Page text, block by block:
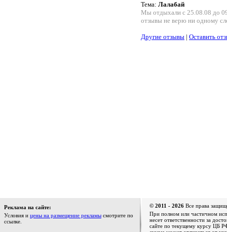
Тема: Лалабай
Мы отдыхали с 25.08.08 до
отзывы не верю ни одному
Другие отзывы | Оставить
Реклама на сайте:
Условия и цены на размещение рекламы смотрите по
ссылке.
© 2011 - 2026 Все права
При полном или частичном
несет ответственности за
сайте по текущему курсу ЦБ